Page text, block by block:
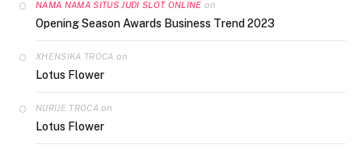
NAMA NAMA SITUS JUDI SLOT ONLINE on
Opening Season Awards Business Trend 2023
XHENSIKA TROCA on
Lotus Flower
NURIJE TROCAon
Lotus Flower